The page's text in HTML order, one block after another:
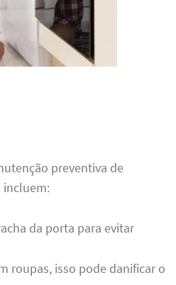
preventiva de
incluem:
da porta para evitar
roupas, isso pode danificar o